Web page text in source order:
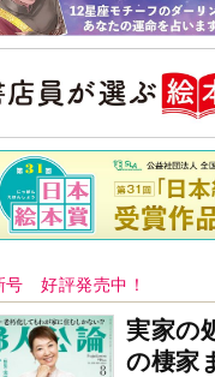
号 好評発売中！
実家の
の棲家